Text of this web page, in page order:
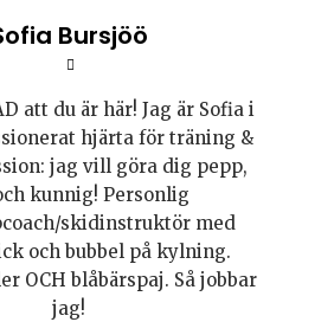
Bursjöö
att du är här! Jag är Sofia i
hjärta för träning &
jag vill göra dig pepp,
kunnig! Personlig
skidinstruktör med
och bubbel på kylning.
OCH blåbärspaj. Så jobbar
jag!